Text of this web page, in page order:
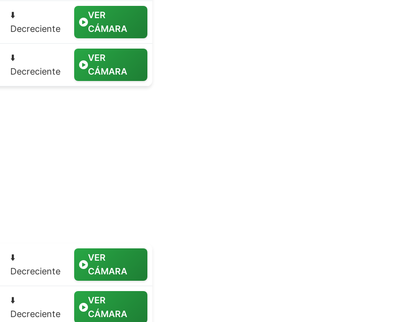
⬇️
Decreciente
VER
CÁMARA
⬇️
Decreciente
VER
CÁMARA
⬇️
Decreciente
VER
CÁMARA
⬇️
Decreciente
VER
CÁMARA